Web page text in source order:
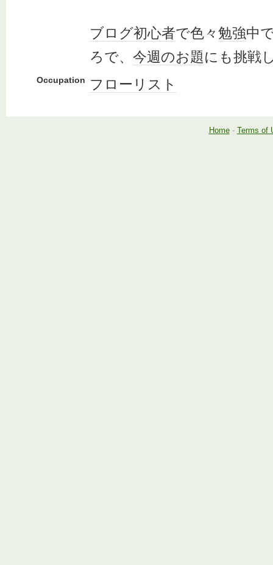
ブログ初心者で色々勉強中
ろで、 今週のお題にも挑戦
Occupation フローリスト
Home- Terms of